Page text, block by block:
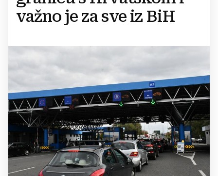
važno je za sve iz BiH